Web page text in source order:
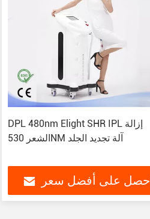
DPL 480nm Elight SHR IPL إزالة
الشعر 530NM آلة تجديد الجلد
احصل على أفضل سعر